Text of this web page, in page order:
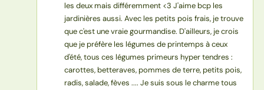
les deux mais différemment <3 J'aime bcp les
jardinières aussi. Avec les petits pois frais, je trouve
que c'est une vraie gourmandise. D'ailleurs, je crois
que je préfère les légumes de printemps à ceux
d'été, tous ces légumes primeurs hyper tendres :
carottes, betteraves, pommes de terre, petits pois,
radis, salade, fèves .... Je suis sous le charme tous